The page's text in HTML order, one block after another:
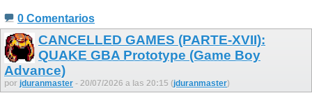
0 Comentarios
CANCELLED GAMES (PARTE-XVII):
QUAKE GBA Prototype (Game Boy
Advance)
por jduranmaster - 20/07/2026 a las 20:15 (jduranmaster)